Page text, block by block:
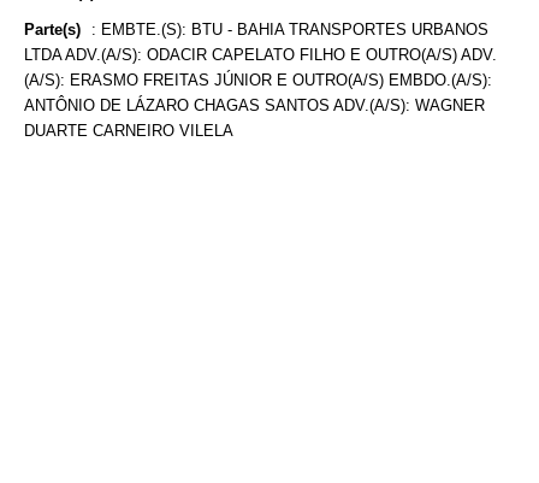
Parte(s) : EMBTE.(S): BTU - BAHIA TRANSPORTES URBANOS
LTDA ADV.(A/S): ODACIR CAPELATO FILHO E OUTRO(A/S) ADV.
(A/S): ERASMO FREITAS JÚNIOR E OUTRO(A/S) EMBDO.(A/S):
ANTÔNIO DE LÁZARO CHAGAS SANTOS ADV.(A/S): WAGNER
DUARTE CARNEIRO VILELA